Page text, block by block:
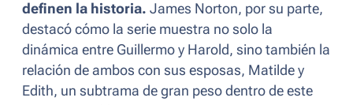
definen la historia. James Norton, por su parte,
destacó cómo la serie muestra no solo la
dinámica entre Guillermo y Harold, sino también la
relación de ambos con sus esposas, Matilde y
Edith, un subtrama de gran peso dentro de este